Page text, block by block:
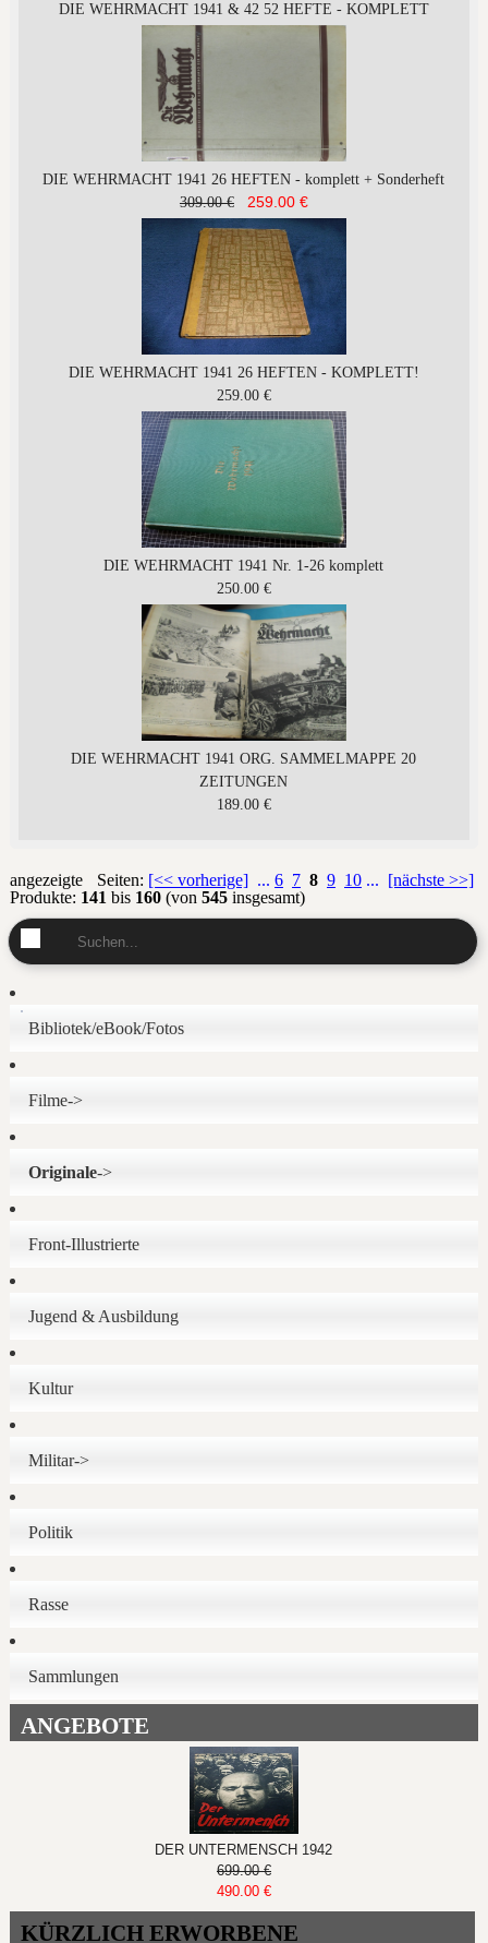
DIE WEHRMACHT 1941 & 42 52 HEFTE - KOMPLETT
DIE WEHRMACHT 1941 26 HEFTEN - komplett + Sonderheft
309.00 €
259.00 €
DIE WEHRMACHT 1941 26 HEFTEN - KOMPLETT!
259.00 €
DIE WEHRMACHT 1941 Nr. 1-26 komplett
250.00 €
DIE WEHRMACHT 1941 ORG. SAMMELMAPPE 20
ZEITUNGEN
189.00 €
Seiten: [<< vorherige] ... 6 7 8 9 10 ... [nächste >>]
angezeigte
Produkte: 141 bis 160(von 545insgesamt)
Bibliotek/eBook/Fotos
Filme->
Originale->
Front-Illustrierte
Jugend & Ausbildung
Kultur
Militar->
Politik
Rasse
Sammlungen
ANGEBOTE
DER UNTERMENSCH 1942
699.00 €
490.00 €
KÜRZLICH ERWORBENE